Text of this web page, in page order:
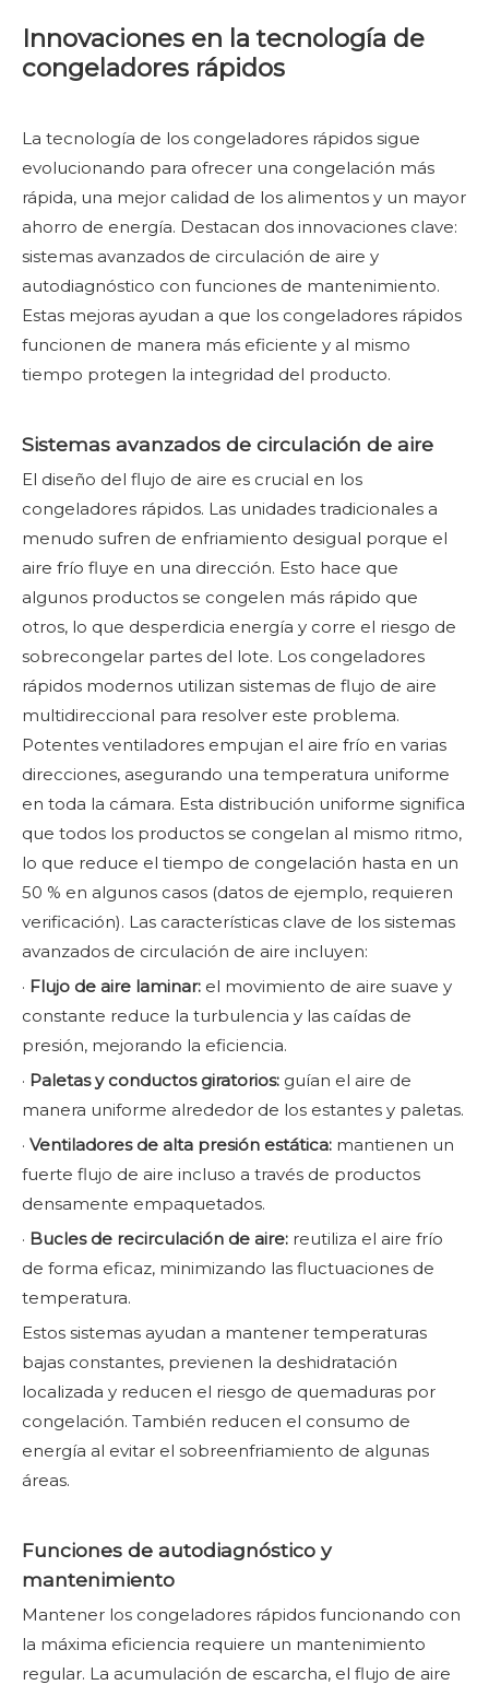
Innovaciones en la tecnología de
congeladores rápidos
La tecnología de los congeladores rápidos sigue
evolucionando para ofrecer una congelación más
rápida, una mejor calidad de los alimentos y un mayor
ahorro de energía. Destacan dos innovaciones clave:
sistemas avanzados de circulación de aire y
autodiagnóstico con funciones de mantenimiento.
Estas mejoras ayudan a que los congeladores rápidos
funcionen de manera más eficiente y al mismo
tiempo protegen la integridad del producto.
Sistemas avanzados de circulación de aire
El diseño del flujo de aire es crucial en los
congeladores rápidos. Las unidades tradicionales a
menudo sufren de enfriamiento desigual porque el
aire frío fluye en una dirección. Esto hace que
algunos productos se congelen más rápido que
otros, lo que desperdicia energía y corre el riesgo de
sobrecongelar partes del lote. Los congeladores
rápidos modernos utilizan sistemas de flujo de aire
multidireccional para resolver este problema.
Potentes ventiladores empujan el aire frío en varias
direcciones, asegurando una temperatura uniforme
en toda la cámara. Esta distribución uniforme significa
que todos los productos se congelan al mismo ritmo,
lo que reduce el tiempo de congelación hasta en un
50 % en algunos casos (datos de ejemplo, requieren
verificación). Las características clave de los sistemas
avanzados de circulación de aire incluyen:
· Flujo de aire laminar: el movimiento de aire suave y
constante reduce la turbulencia y las caídas de
presión, mejorando la eficiencia.
· Paletas y conductos giratorios: guían el aire de
manera uniforme alrededor de los estantes y paletas.
· Ventiladores de alta presión estática: mantienen un
fuerte flujo de aire incluso a través de productos
densamente empaquetados.
· Bucles de recirculación de aire: reutiliza el aire frío
de forma eficaz, minimizando las fluctuaciones de
temperatura.
Estos sistemas ayudan a mantener temperaturas
bajas constantes, previenen la deshidratación
localizada y reducen el riesgo de quemaduras por
congelación. También reducen el consumo de
energía al evitar el sobreenfriamiento de algunas
áreas.
Funciones de autodiagnóstico y
mantenimiento
Mantener los congeladores rápidos funcionando con
la máxima eficiencia requiere un mantenimiento
regular. La acumulación de escarcha, el flujo de aire